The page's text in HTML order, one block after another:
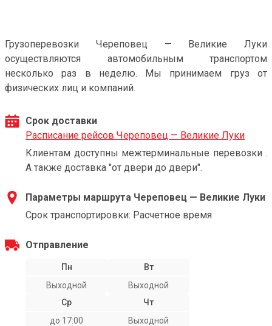
Грузоперевозки Череповец — Великие Луки
осуществляются автомобильным транспортом
несколько раз в неделю. Мы принимаем груз от
физических лиц и компаний.
Срок доставки
Расписание рейсов Череповец — Великие Луки
Клиентам доступны межтерминальные перевозки .
А также доставка "от двери до двери".
Параметры маршрута Череповец — Великие Луки
Срок транспортировки: Расчетное время
Отправление
Пн
Выходной
Вт
Выходной
Ср
до 17:00
Чт
Выходной